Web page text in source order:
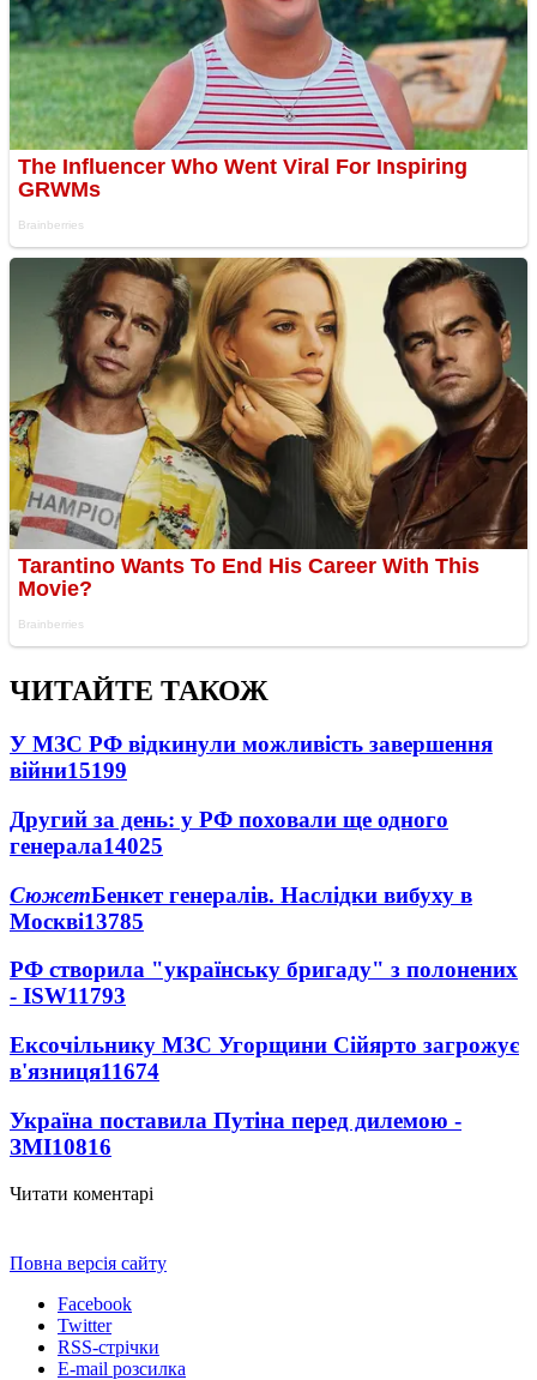
ЧИТАЙТЕ ТАКОЖ
У МЗС РФ відкинули можливість завершення
війни15199
Другий за день: у РФ поховали ще одного
генерала14025
СюжетБенкет генералів. Наслідки вибуху в
Москві13785
РФ створила "українську бригаду" з полонених
- ISW11793
Ексочільнику МЗС Угорщини Сійярто загрожує
в'язниця11674
Україна поставила Путіна перед дилемою -
ЗМІ10816
Читати коментарі
Повна версія сайту
Facebook
Twitter
RSS-стрічки
E-mail розсилка